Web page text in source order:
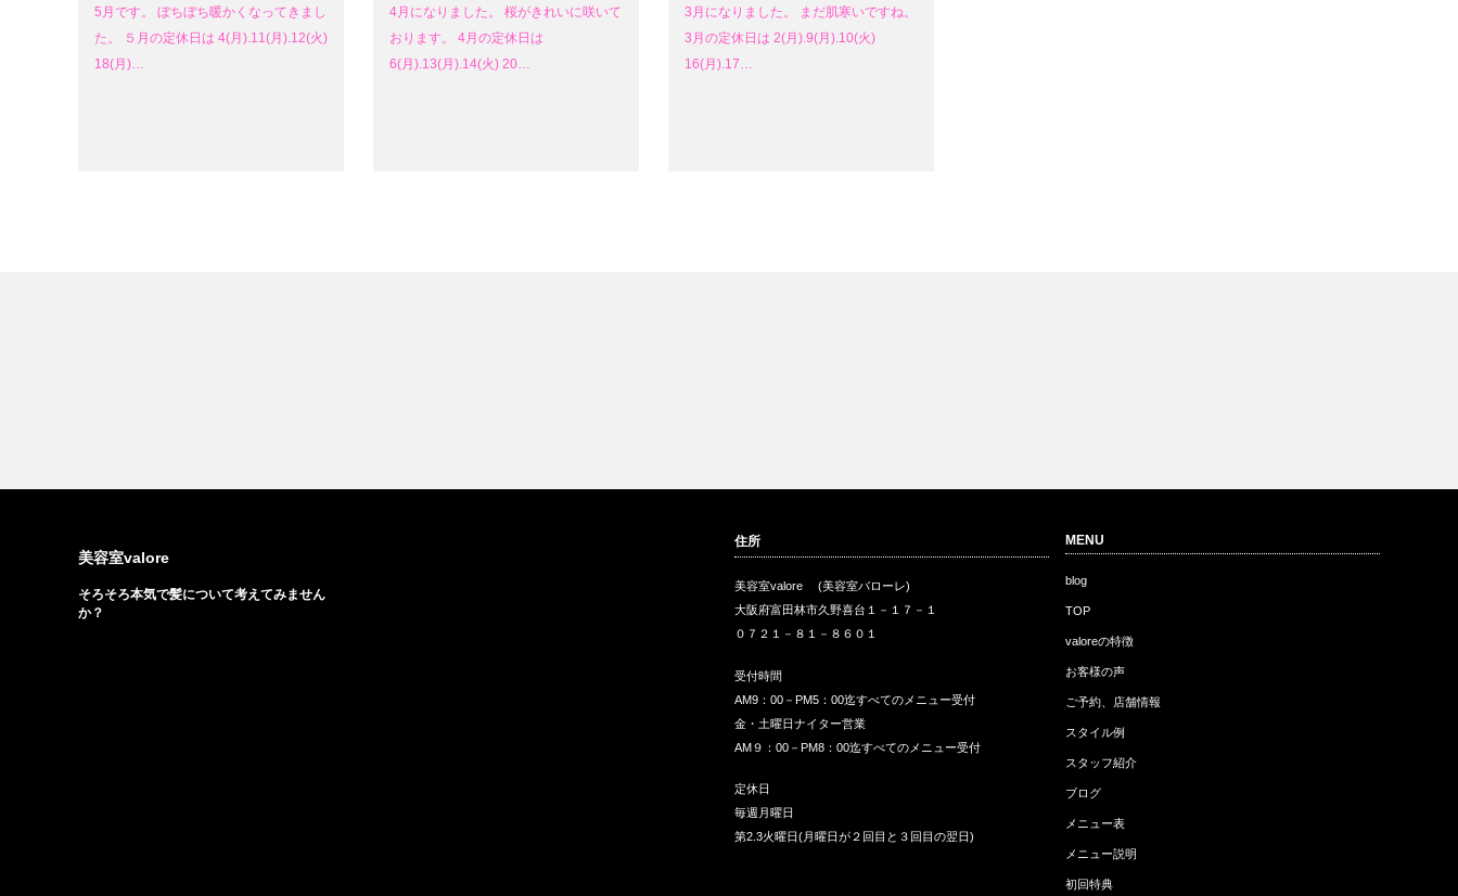
5月です。 ぼちぼち暖かくなってきまし
た。 ５月の定休日は 4(月).11(月).12(火)
18(月)…
4月になりました。 桜がきれいに咲いて
おります。 4月の定休日は
6(月).13(月).14(火) 20…
3月になりました。 まだ肌寒いですね。
3月の定休日は 2(月).9(月).10(火)
16(月).17…
美容室valore
そろそろ本気で髪について考えてみません
か？
住所
美容室valore (美容室バローレ)
大阪府富田林市久野喜台１－１７－１
０７２１－８１－８６０１
受付時間
AM9：00－PM5：00迄すべてのメニュー受付
金・土曜日ナイター営業
AM９：00－PM8：00迄すべてのメニュー受付
定休日
毎週月曜日
第2.3火曜日(月曜日が２回目と３回目の翌日)
MENU
blog
TOP
valoreの特徴
お客様の声
ご予約、店舗情報
スタイル例
スタッフ紹介
ブログ
メニュー表
メニュー説明
初回特典